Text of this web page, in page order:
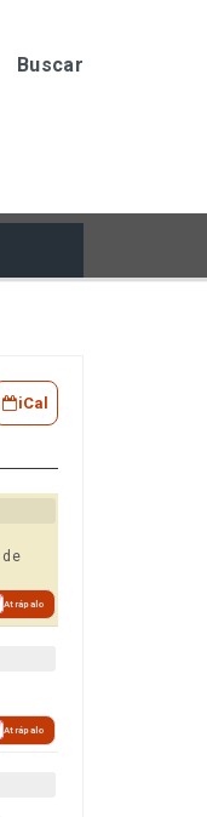
Buscar
iCal
de
Atrápalo
Atrápalo